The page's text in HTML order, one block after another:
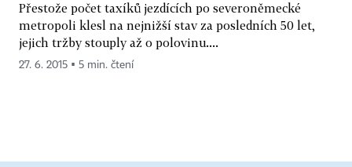
Přestože počet taxíků jezdících po severoněmecké
metropoli klesl na nejnižší stav za posledních 50 let,
jejich tržby stouply až o polovinu....
27. 6. 2015 ▪ 5 min. čtení